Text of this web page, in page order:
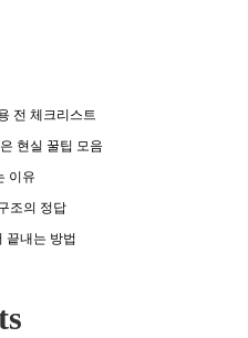
전 체크리스트
현실 꿀팁 모음
이유
조의 정답
끝내는 방법